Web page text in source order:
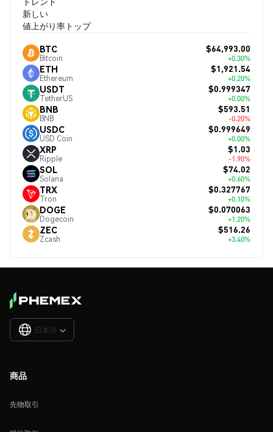
新しい
値上がり率トップ
BTC
Bitcoin
$64,993.00
+0.30%
ETH
Ethereum
$1,921.54
+0.20%
USDT
TetherUS
$0.999347
+0.00%
BNB
BNB
$593.51
-0.20%
USDC
USD Coin
$0.999649
+0.00%
XRP
Ripple
$1.03
-1.90%
SOL
Solana
$74.02
+0.60%
TRX
Tron
$0.327767
+0.10%
DOGE
Dogecoin
$0.070063
+1.20%
ZEC
Zcash
$516.26
+3.40%
日本語 
商品
先物取引